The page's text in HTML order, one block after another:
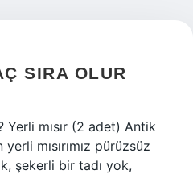
SIRA OLUR
Yerli mısır (2 adet) Antik
mısırımız pürüzsüz
şekerli bir tadı yok,